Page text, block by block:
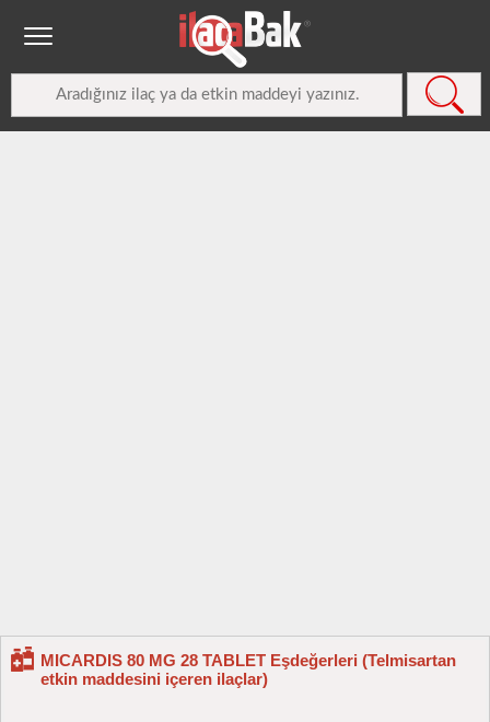
MICARDIS 80 MG 28 TABLET Eşdeğerleri (Telmisartan
etkin maddesini içeren ilaçlar)